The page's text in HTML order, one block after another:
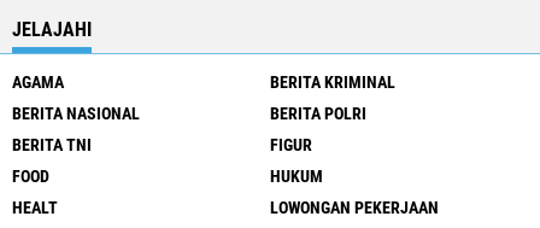
JELAJAHI
AGAMA
BERITA KRIMINAL
BERITA NASIONAL
BERITA POLRI
BERITA TNI
FIGUR
FOOD
HUKUM
HEALT
LOWONGAN PEKERJAAN